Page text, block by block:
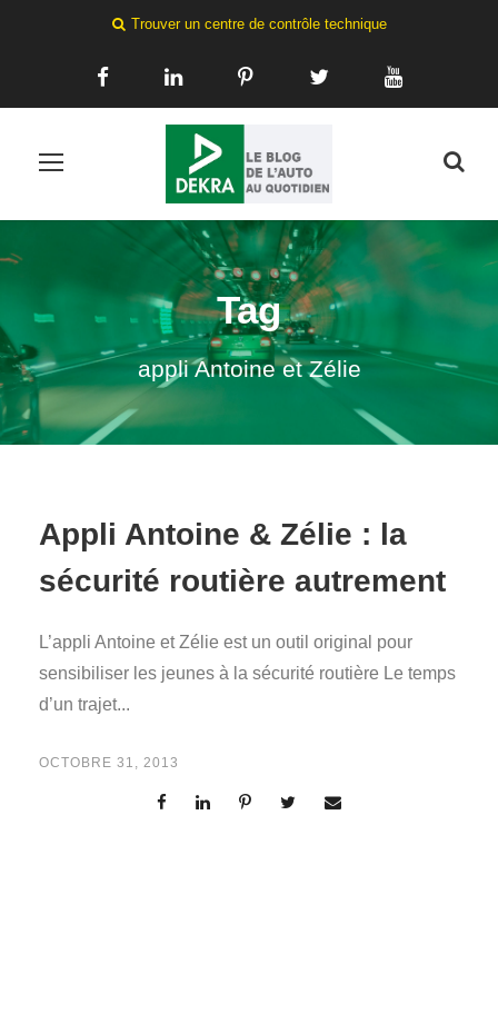
Trouver un centre de contrôle technique
Tag
appli Antoine et Zélie
Appli Antoine & Zélie : la
sécurité routière autrement
L’appli Antoine et Zélie est un outil original pour
sensibiliser les jeunes à la sécurité routière Le temps
d’un trajet...
OCTOBRE 31, 2013